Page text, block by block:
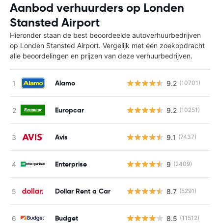
Aanbod verhuurders op Londen
Stansted Airport
Hieronder staan de best beoordeelde autoverhuurbedrijven
op Londen Stansted Airport. Vergelijk met één zoekopdracht
alle beoordelingen en prijzen van deze verhuurbedrijven.
Alamo 9.2 (10701)
Europcar 9.2 (10251)
Avis 9.1 (7437)
Enterprise 9 (2409)
Dollar Rent a Car 8.7 (5291)
Budget 8.5 (11512)